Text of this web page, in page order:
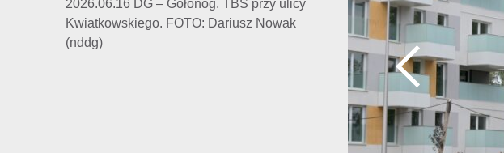
2026.06.16 DG – Gołonóg. TBS przy ulicy
Kwiatkowskiego. FOTO: Dariusz Nowak
(nddg)